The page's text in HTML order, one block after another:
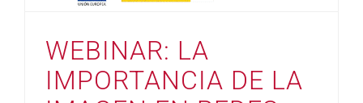
WEBINAR: LA
IMPORTANCIA DE LA